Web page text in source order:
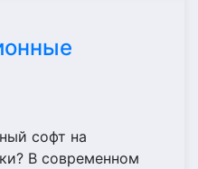
софт на
В современном